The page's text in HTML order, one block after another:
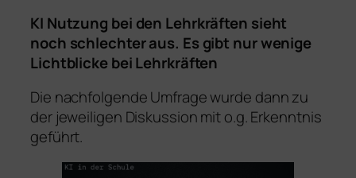
KI Nutzung bei den Lehrkräften sieht
noch schlechter aus. Es gibt nur wenige
Lichtblicke bei Lehrkräften
Die nachfolgende Umfrage wurde dann zu
der jeweiligen Diskussion mit o.g. Erkenntnis
geführt.